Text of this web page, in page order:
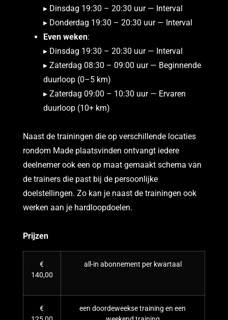
▸ Dinsdag 19:30 – 20:30 uur — Interval
▸ Donderdag 19:30 – 20:30 uur — Interval
Even weken:
▸ Dinsdag 19:30 – 20:30 uur — Interval
▸ Zaterdag 08:30 – 09:00 uur — Beginnende
duurloop (0–5 km)
▸ Zaterdag 09:00 – 10:30 uur — Ervaren
duurloop (10+ km)
Naast de trainingen die op verschillende locaties
rondom Made plaatsvinden ontvangt iedere
deelnemer ook een op maat gemaakt schema van
de trainers die past bij de persoonlijke
doelstellingen. Zo kan je naast de trainingen ook
werken aan je hardloopdoelen.
Prijzen
€
140,00
all-in abonnement per kwartaal
€
een doordeweekse training en een